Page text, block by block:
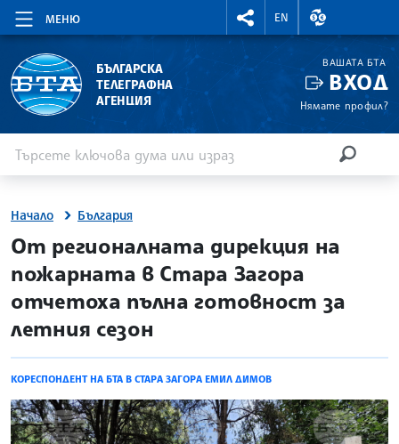
МЕНЮ
RIGHTMENU.SOCIAL
EN
ВАЛУТНИ
БЪЛГАРСКА
ТЕЛЕГРАФНА
АГЕНЦИЯ
ВАШАТА БТА
ВХОД
Нямате профил?
Начало България
site.bta
От регионалната дирекция на
пожарната в Стара Загора
отчетоха пълна готовност за
летния сезон
КОРЕСПОНДЕНТ НА БТА В СТАРА ЗАГОРА ЕМИЛ ДИМОВ